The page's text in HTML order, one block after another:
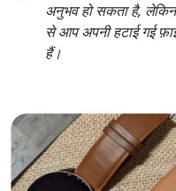
अनुभव हो सकता है,
से आप अपनी हटाई गई
हैं।